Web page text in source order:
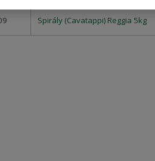
Spirály (Cavatappi) Reggia 5kg